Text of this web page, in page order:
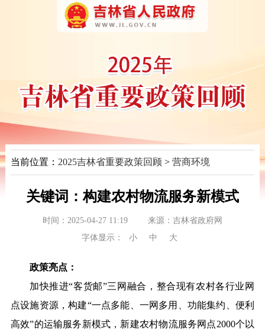
当前位置： 2025吉林省重要政策回顾 > 营商环境
关键词：构建农村物流服务新模式
时间：2025-04-27 11:19 来源： 吉林省政府网
字体显示：
小 中 大
政策亮点：
加快推进“客货邮”三网融合，整合现有农村各行业网
点设施资源，构建“一点多能、一网多用、功能集约、便利
高效”的运输服务新模式，新建农村物流服务网点2000个以